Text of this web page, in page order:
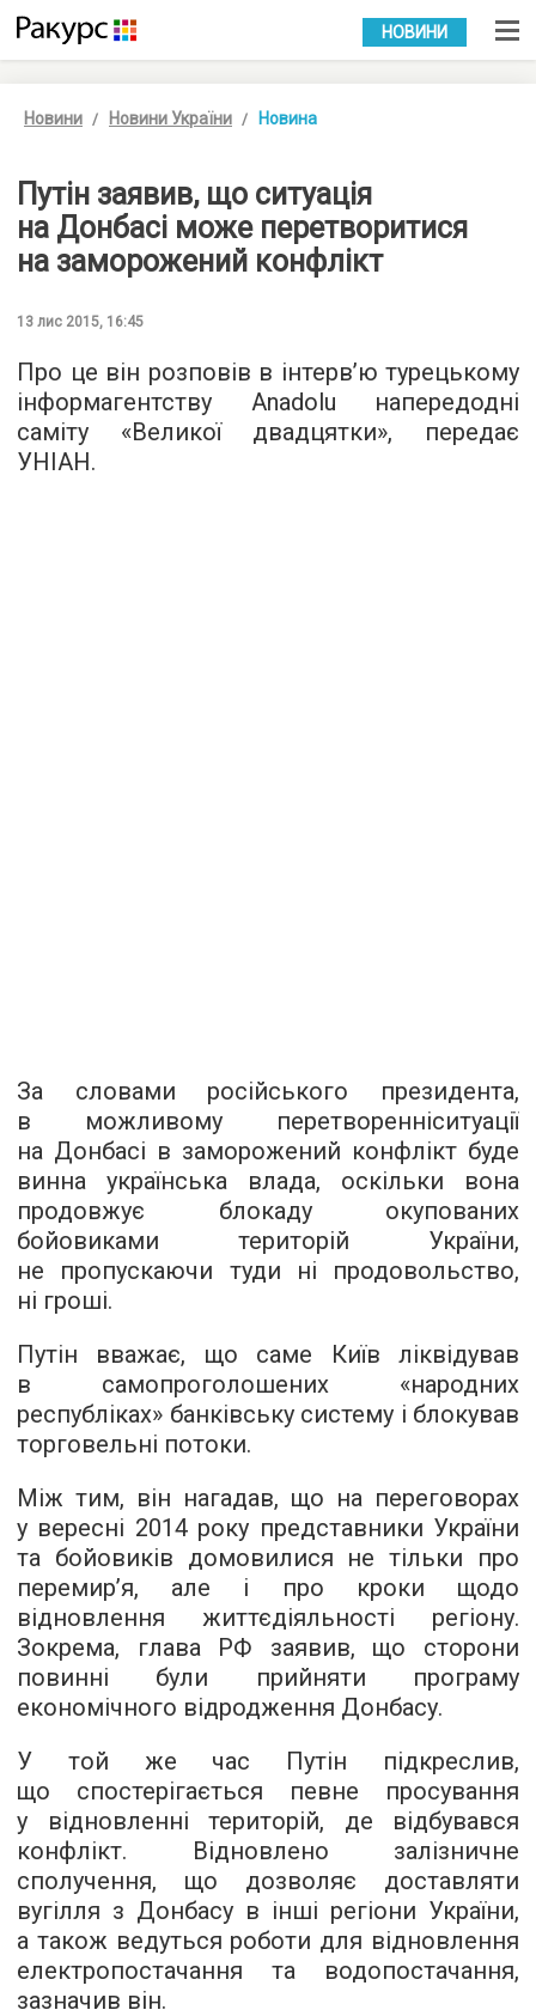
УКР РУС
НОВИНИ
Новини Новини України Новина
Путін заявив, що ситуація
на Донбасі може перетворитися
на заморожений конфлікт
13 лис 2015, 16:45
Про це він розповів в інтерв’ю турецькому
інформагентству Anadolu напередодні
саміту «Великої двадцятки», передає
УНІАН.
За словами російського президента,
в можливому перетворенніситуації
на Донбасі в заморожений конфлікт буде
винна українська влада, оскільки вона
продовжує блокаду окупованих
бойовиками територій України,
не пропускаючи туди ні продовольство,
ні гроші.
Путін вважає, що саме Київ ліквідував
в самопроголошених «народних
республіках» банківську систему і блокував
торговельні потоки.
Між тим, він нагадав, що на переговорах
у вересні 2014 року представники України
та бойовиків домовилися не тільки про
перемир’я, але і про кроки щодо
відновлення життєдіяльності регіону.
Зокрема, глава РФ заявив, що сторони
повинні були прийняти програму
економічного відродження Донбасу.
У той же час Путін підкреслив,
що спостерігається певне просування
у відновленні територій, де відбувався
конфлікт. Відновлено залізничне
сполучення, що дозволяє доставляти
вугілля з Донбасу в інші регіони України,
а також ведуться роботи для відновлення
електропостачання та водопостачання,
зазначив він.